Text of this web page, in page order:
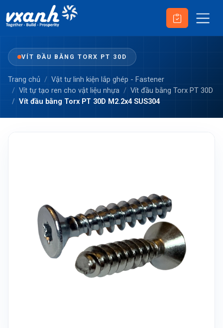
VÍT ĐẦU BẰNG TORX PT 30D
Trang chủ
Vật tư linh kiện lắp ghép - Fastener
Vít tự tạo ren cho vật liệu nhựa
Vít đầu bằng Torx PT 30D
Vít đầu bằng Torx PT 30D M2.2x4 SUS304